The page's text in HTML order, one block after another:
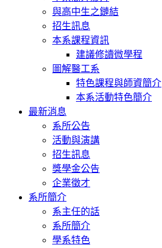
與高中生之鏈結
招生訊息
本系課程資訊
建議修讀微學程
圖解醫工系
特色課程與師資簡介
本系活動特色簡介
最新消息
系所公告
活動與演講
招生訊息
獎學金公告
企業徵才
系所簡介
系主任的話
系所簡介
學系特色